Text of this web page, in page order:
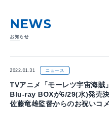
NEWS
お知らせ
2022.01.31 ニュース
TVアニメ「モーレツ宇宙海
Blu-ray BOXが6/29(水)発売決
佐藤竜雄監督からのお祝いコ